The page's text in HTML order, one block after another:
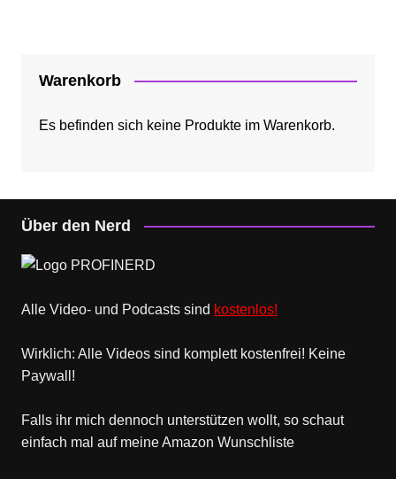
Warenkorb
Es befinden sich keine Produkte im Warenkorb.
Über den Nerd
Alle Video- und Podcasts sind kostenlos!
Wirklich: Alle Videos sind komplett kostenfrei! Keine
Paywall!
Falls ihr mich dennoch unterstützen wollt, so schaut
einfach mal auf meine Amazon Wunschliste